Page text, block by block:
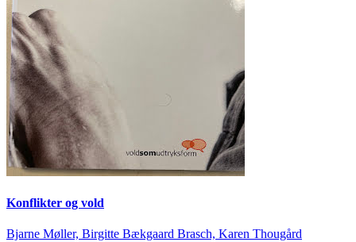
Konflikter og vold
Bjarne Møller, Birgitte Bækgaard Brasch, Karen Thougård